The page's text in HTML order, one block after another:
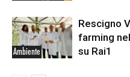
Ambiente
Rescigno
farming
su Rai1